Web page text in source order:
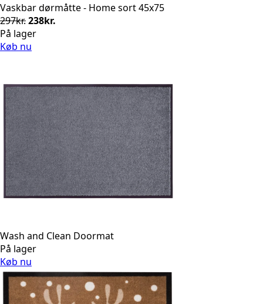
Vaskbar dørmåtte - Home sort 45x75
297kr.Den
oprindelige
pris
238kr.
På lager
Køb nu
Wash and Clean Doormat
På lager
Køb nu